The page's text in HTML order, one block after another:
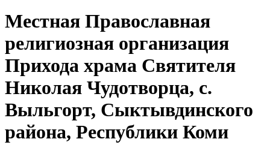
Местная Православная
религиозная организация
Прихода храма Святителя
Николая Чудотворца, с.
Выльгорт, Сыктывдинского
района, Республики Коми